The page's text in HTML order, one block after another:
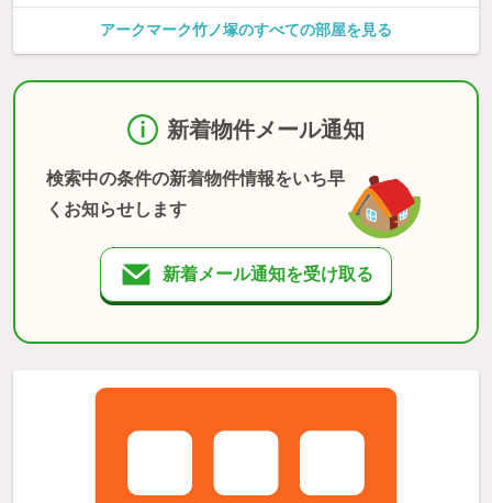
アークマーク竹ノ塚のすべての部屋を見る
新着物件メール通知
検索中の条件の新着物件情報をいち早
くお知らせします
新着メール通知を受け取る